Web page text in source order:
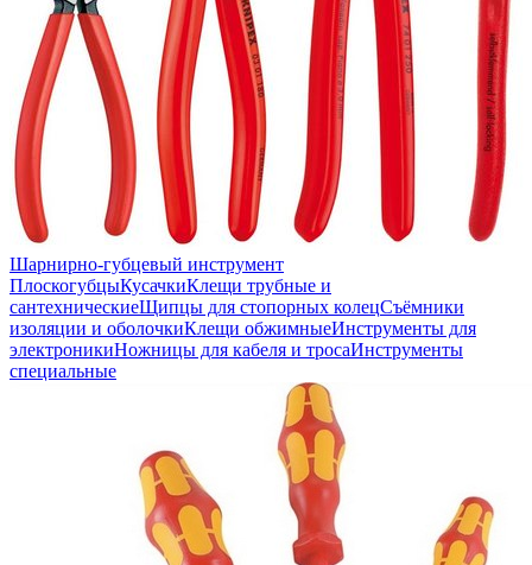
Шарнирно-губцевый инструмент
ПлоскогубцыКусачкиКлещи трубные и
сантехническиеЩипцы для стопорных колецСъёмники
изоляции и оболочкиКлещи обжимныеИнструменты для
электроникиНожницы для кабеля и тросаИнструменты
специальные